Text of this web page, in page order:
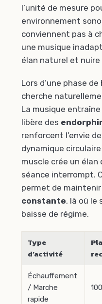
l’unité de mesure
environnement
conviennent pas à
une musique
élan naturel et
Lors d’une phase
cherche
La musique
libère des
renforcent l’envie
dynamique
muscle crée un élan
séance interrompt.
permet de maintenir
constante, là où le
baisse de régime.
Type
d’activité
Échauffement
/ Marche
rapide